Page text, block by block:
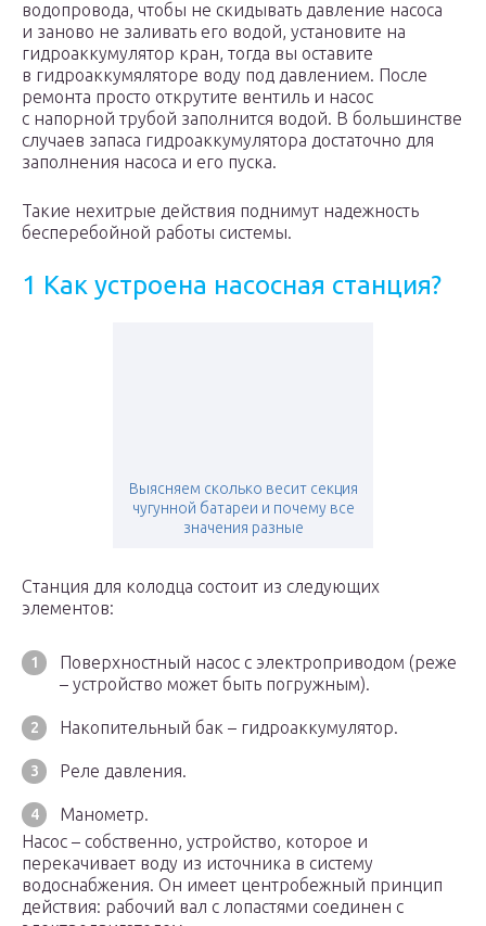
водопровода, чтобы не скидывать давление насоса
и заново не заливать его водой, установите на
гидроаккумулятор кран, тогда вы оставите
в гидроаккумяляторе воду под давлением. После
ремонта просто открутите вентиль и насос
с напорной трубой заполнится водой. В большинстве
случаев запаса гидроаккумулятора достаточно для
заполнения насоса и его пуска.
Такие нехитрые действия поднимут надежность
бесперебойной работы системы.
1 Как устроена насосная станция?
Выясняем сколько весит секция
чугунной батареи и почему все
значения разные
Станция для колодца состоит из следующих
элементов:
Поверхностный насос с электроприводом (реже
– устройство может быть погружным).
Накопительный бак – гидроаккумулятор.
Реле давления.
Манометр.
Насос – собственно, устройство, которое и
перекачивает воду из источника в систему
водоснабжения. Он имеет центробежный принцип
действия: рабочий вал с лопастями соединен с